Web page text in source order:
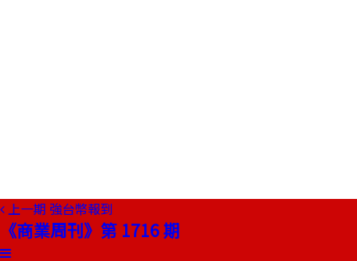
上一期 強台幣報到
《商業周刊》第 1716 期